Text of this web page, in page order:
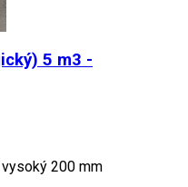
5 m3 -
200 mm